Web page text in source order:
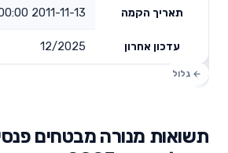
תאריך הקמה 2011-11-13 00:00:00
עדכון אחרון 12/2025
תשואות מנורה מבטחים